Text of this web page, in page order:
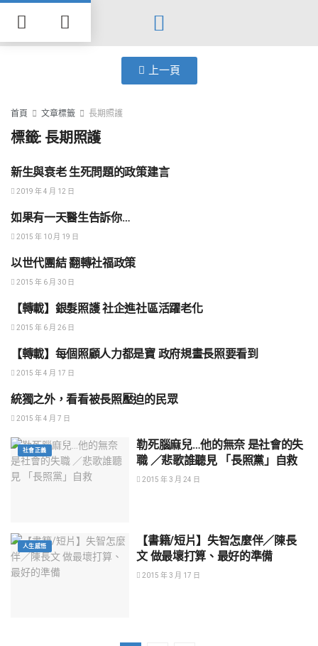
上一頁
首頁 文章標籤 長期照護
標籤: 長期照護
社會正義
新生與衰老 生死問題的政策建言
2019 年 4 月 12 日
社會正義
如果有一天醫生告訴你…
2015 年 10 月 19 日
愛與奉獻
以世代團結 翻轉社福政策
2015 年 6 月 30 日
愛與奉獻
【轉載】銀髮照護 社企進社區活躍老化
2015 年 6 月 26 日
愛與奉獻
【轉載】每個照顧人力都是寶 政府規畫長照要看到
2015 年 4 月 17 日
社會正義
統獨之外，看看被長照壓迫的民眾
2015 年 4 月 7 日
社會正義
勒死腦麻兒…他的無奈 是社會的失
職 ／悲歌誰聽見 「長照黨」自救
2015 年 3 月 24 日
人生感悟
【書籍/短片】失智怎麼伴／陳長
文 做最壞打算、最好的準備
2015 年 3 月 17 日